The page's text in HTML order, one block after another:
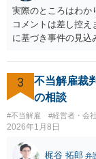
を行い、改善を促し
み切る等段階的に手
性が高まります。
うわけではありま
相応に高い能力を求
低い新卒の社員と比
判断が比較的甘く
度人材の中途社員
となります。 今回
無期雇用契約ではな
る、業務委託契約
（※業務委託契約を
実際のところはわか
コメントは差し控
に基づき事件の見込
れを経営者自身が問
書きのような経営
根本的には弁護士
思います。実際、
伝えしても考えを変
理人として説明説得
ら、事件がうまくい
3
不当解雇裁
の相談
#不当解雇 #経営者・会
2026年1月8日
梶谷 拓郎 弁